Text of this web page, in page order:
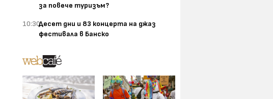
за повече туризъм?
10:30Десет дни и 83 концерта на джаз
фестивала в Банско